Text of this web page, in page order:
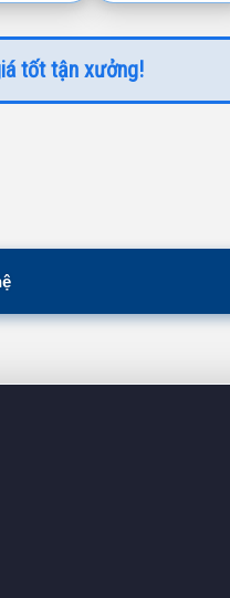
tốt tận xưởng!